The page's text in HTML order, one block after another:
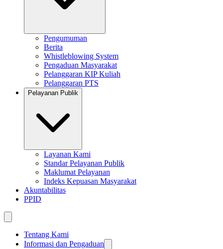
Pengumuman
Berita
Whistleblowing System
Pengaduan Masyarakat
Pelanggaran KIP Kuliah
Pelanggaran PTS
Pelayanan Publik
Layanan Kami
Standar Pelayanan Publik
Maklumat Pelayanan
Indeks Kepuasan Masyarakat
Akuntabilitas
PPID
Tentang Kami
Informasi dan Pengaduan